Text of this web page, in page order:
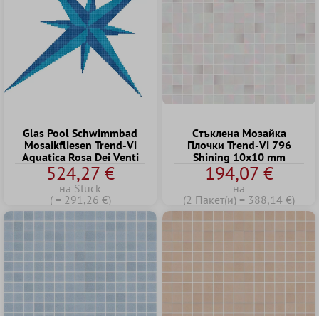
Glas Pool Schwimmbad
Mosaikfliesen Trend-Vi
Aquatica Rosa Dei Venti
524,27 €
на Stück
( = 291,26 €)
Cтъклена Mозайка
Плочки Trend-Vi 796
Shining 10x10 mm
194,07 €
на
(2 Пакет(и) = 388,14 €)